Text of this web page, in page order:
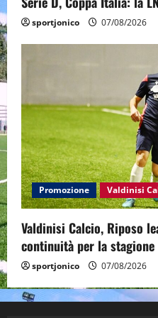
sportjonico 07/08/2026
Promozione Valdinisi
Valdinisi Calcio, Riposo
continuità per la
sportjonico 07/08/2026